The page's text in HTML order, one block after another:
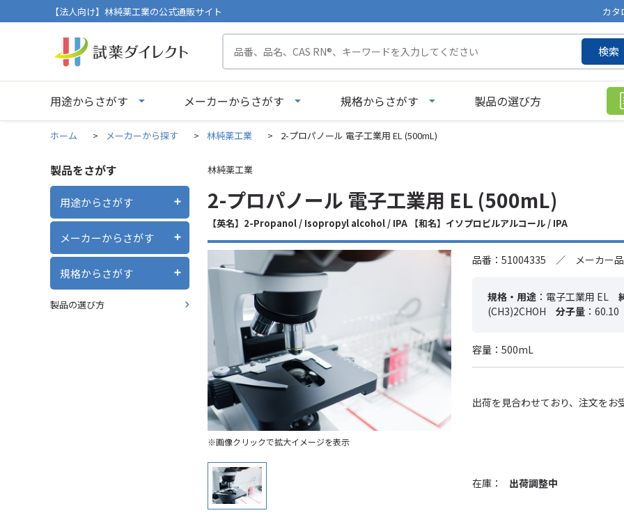
【法人向け】林純薬工業の公式通販サイト カタ
検索
用途からさがす メーカーからさがす 規格からさがす 製品の選び方
ホーム > メーカーから探す > 林純薬工業 > 2-プロパノール 電子工業用 EL (500mL)
製品をさがす
用途からさがす
メーカーからさがす
規格からさがす
製品の選び方
林純薬工業
2-プロパノール 電子工業用 EL (500mL)
【英名】2-Propanol / Isopropyl alcohol / IPA 【和名】イソプロピルアルコール / IPA
※画像クリックで拡大イメージを表示
品番：51004335 ／ メーカー
規格・用途 ：電子工業用 EL
(CH3)2CHOH
分子量 ：60.10
容量：500mL
出荷を見合わせており、注文をお
在庫： 出荷調整中